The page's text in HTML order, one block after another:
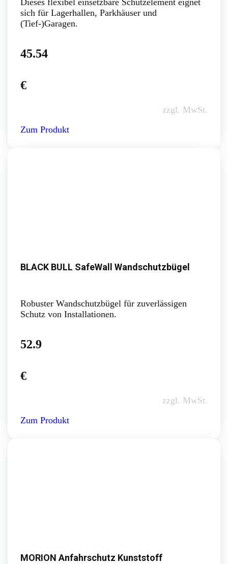
Dieses flexibel einsetzbare Schutzelement eignet
sich für Lagerhallen, Parkhäuser und
(Tief-)Garagen.
45.54
€
zzgl. MwSt.
Zum Produkt
BLACK BULL SafeWall Wandschutzbügel
Robuster Wandschutzbügel für zuverlässigen
Schutz von Installationen.
52.9
€
zzgl. MwSt.
Zum Produkt
MORION Anfahrschutz Kunststoff